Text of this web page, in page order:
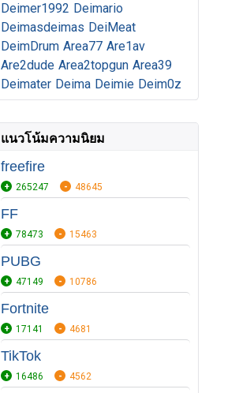
Deimer1992 Deimario
Deimasdeimas DeiMeat
DeimDrum Area77 Are1av
Are2dude Area2topgun Area39
Deimater Deima Deimie Deim0z
แนวโน้มความนิยม
freefire
265247 48645
FF
78473 15463
PUBG
47149 10786
Fortnite
17141 4681
TikTok
16486 4562